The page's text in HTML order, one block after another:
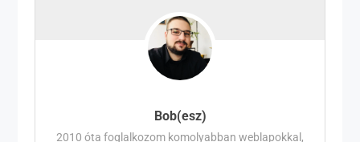
Bob(esz)
2010 óta foglalkozom komolyabban weblapokkal,